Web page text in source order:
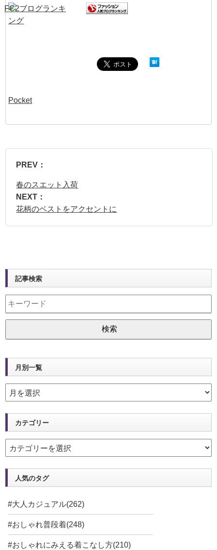
Pocket
PREV：
春のスエット入荷
NEXT：
花柄のベストをアクセントに
記事検索
月別一覧
カテゴリー
人気のタグ
#大人カジュアル(262)
#おしゃれ普段着(248)
#おしゃれにみえる着こなし方(210)